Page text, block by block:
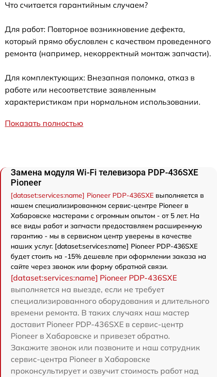
Что считается гарантийным случаем?
Для работ: Повторное возникновение дефекта,
который прямо обусловлен с качеством проведенного
ремонта (например, некорректный монтаж запчасти).
Для комплектующих: Внезапная поломка, отказ в
работе или несоответствие заявленным
характеристикам при нормальном использовании.
Показать полностью
Замена модуля Wi-Fi телевизора PDP-436SXE
Pioneer
[dataset:services:name] Pioneer PDP-436SXE выполняется в
нашем специализированном сервис-центре Pioneer в
Хабаровске мастерами с огромным опытом - от 5 лет. На
все виды работ и запчасти предоставляем расширенную
гарантию - мы в сервисном центр уверены в качестве
наших услуг. [dataset:services:name] Pioneer PDP-436SXE
будет стоить на -15% дешевле при оформлении заказа на
сайте через звонок или форму обратной связи.
[dataset:services:name] Pioneer PDP-436SXE
выполняется на выезде, если не требует
специализированного оборудования и длительного
времени ремонта. В таких случаях наш мастер
доставит Pioneer PDP-436SXE в сервис-центр
Pioneer в Хабаровске и привезет обратно.
Закажите звонок или позвоните и наш сотрудник
сервис-центра Pioneer в Хабаровске
проконсультирует и озвучит стоимость работ над